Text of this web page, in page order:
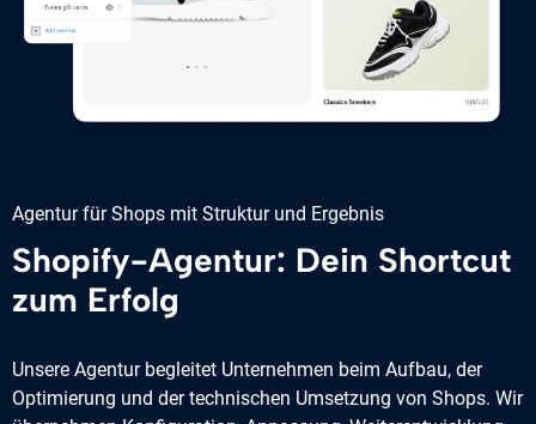
Agentur für Shops mit Struktur und Ergebnis
Shopify-Agentur: Dein Shortcut
zum Erfolg
Unsere Agentur begleitet Unternehmen beim Aufbau, der
Optimierung und der technischen Umsetzung von Shops. Wir